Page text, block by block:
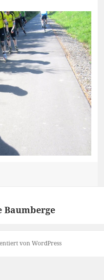
Baumberge
von WordPress